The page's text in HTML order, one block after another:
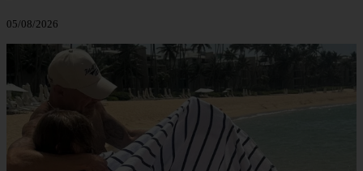
05/08/2026